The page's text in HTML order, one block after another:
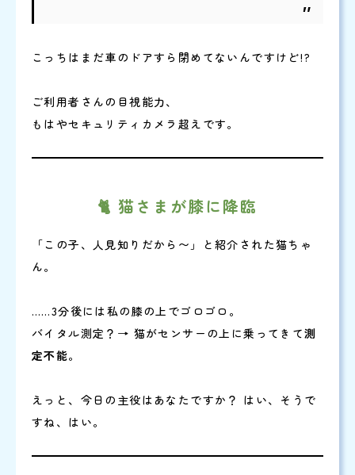
こっちはまだ車のドアすら閉めてないんですけど!?
ご利用者さんの目視能力、
もはやセキュリティカメラ超えです。
🐈 猫さまが膝に降臨
「この子、人見知りだから〜」と紹介された猫ちゃ
ん。
……3分後には私の膝の上でゴロゴロ。
バイタル測定？→ 猫がセンサーの上に乗ってきて測
定不能。
えっと、今日の主役はあなたですか？ はい、そうで
すね、はい。